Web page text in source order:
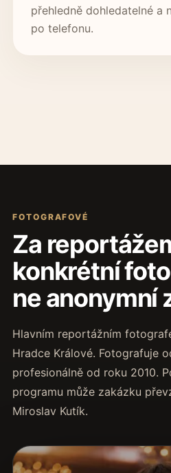
přehledně dohledatelné a
po telefonu.
FOTOGRAFOVÉ
Za
konkrétní
ne anonymní
Hlavním reportážním
Hradce Králové. Fotografuje
profesionálně od roku 2010.
programu může zakázku
Miroslav Kutík.